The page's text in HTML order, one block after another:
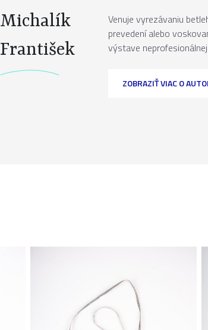
Michalík
František
Venuje vyrezávaniu
prevedení alebo
výstave
ZOBRAZIŤ VIAC O